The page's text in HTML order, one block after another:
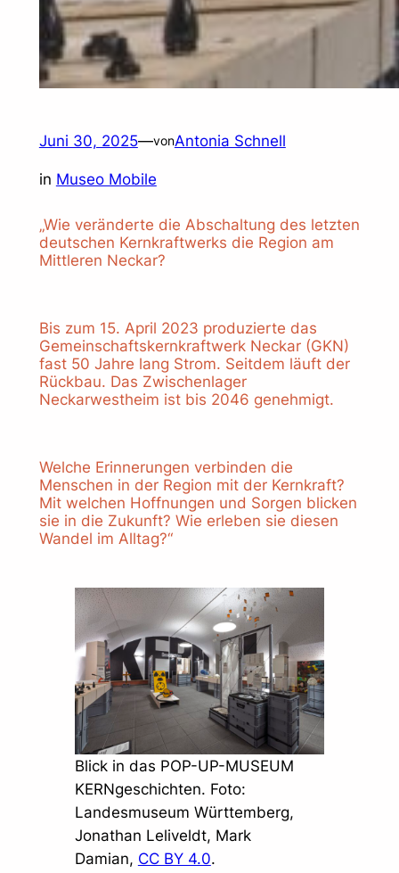
Juni 30, 2025—vonAntonia Schnell
in Museo Mobile
„Wie veränderte die Abschaltung des letzten
deutschen Kernkraftwerks die Region am
Mittleren Neckar?
Bis zum 15. April 2023 produzierte das
Gemeinschaftskernkraftwerk Neckar (GKN)
fast 50 Jahre lang Strom. Seitdem läuft der
Rückbau. Das Zwischenlager
Neckarwestheim ist bis 2046 genehmigt.
Welche Erinnerungen verbinden die
Menschen in der Region mit der Kernkraft?
Mit welchen Hoffnungen und Sorgen blicken
sie in die Zukunft? Wie erleben sie diesen
Wandel im Alltag?“
Blick in das POP-UP-MUSEUM
KERNgeschichten. Foto:
Landesmuseum Württemberg,
Jonathan Leliveldt, Mark
Damian, CC BY 4.0.